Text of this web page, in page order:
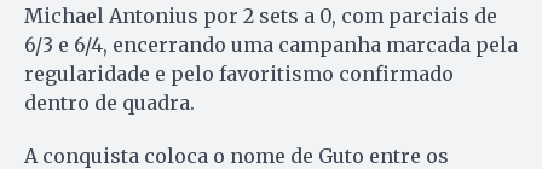
Michael Antonius por 2 sets a 0, com parciais de
6/3 e 6/4, encerrando uma campanha marcada pela
regularidade e pelo favoritismo confirmado
dentro de quadra.
A conquista coloca o nome de Guto entre os